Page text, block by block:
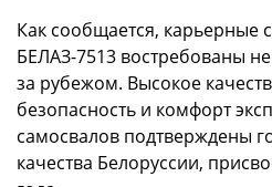
Как сообщается, карьерные
БЕЛАЗ-7513 востребованы
за рубежом. Высокое
безопасность и комфорт
самосвалов подтверждены
качества Белоруссии,